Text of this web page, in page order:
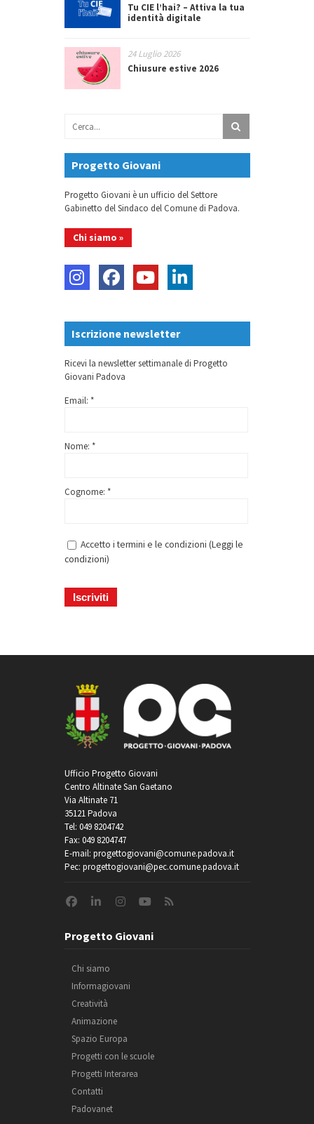
Tu CIE l’hai? – Attiva la tua
identità digitale
24 Luglio 2026
Chiusure estive 2026
Progetto Giovani
Progetto Giovani è un ufficio del Settore
Gabinetto del Sindaco del Comune di Padova.
Chi siamo »
Iscrizione newsletter
Ricevi la newsletter settimanale di Progetto
Giovani Padova
Email: *
Nome: *
Cognome: *
Accetto i termini e le condizioni (Leggi le
condizioni)
Ufficio Progetto Giovani
Centro Altinate San Gaetano
Via Altinate 71
35121 Padova
Tel: 049 8204742
Fax: 049 8204747
E-mail: progettogiovani@comune.padova.it
Pec: progettogiovani@pec.comune.padova.it
Progetto Giovani
Chi siamo
Informagiovani
Creatività
Animazione
Spazio Europa
Progetti con le scuole
Progetti Interarea
Contatti
Padovanet